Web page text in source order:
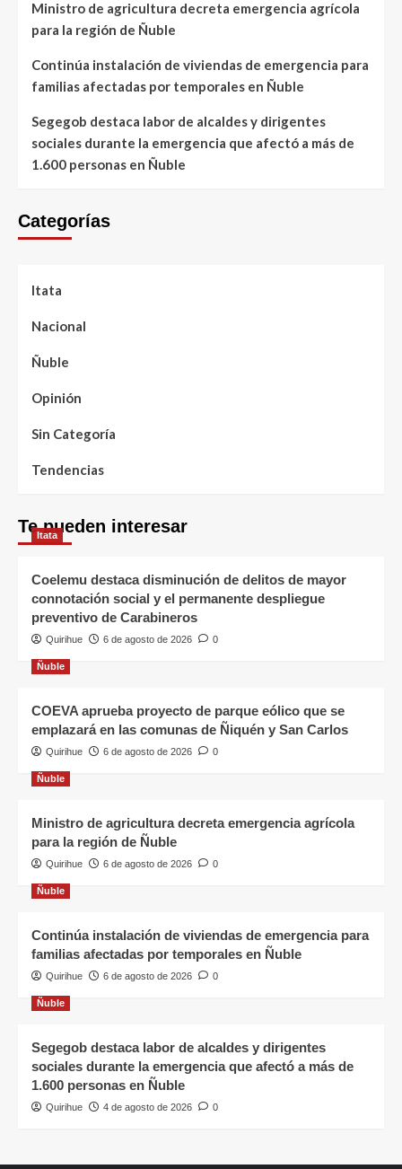
Ministro de agricultura decreta emergencia agrícola
para la región de Ñuble
Continúa instalación de viviendas de emergencia para
familias afectadas por temporales en Ñuble
Segegob destaca labor de alcaldes y dirigentes
sociales durante la emergencia que afectó a más de
1.600 personas en Ñuble
Categorías
Itata
Nacional
Ñuble
Opinión
Sin Categoría
Tendencias
Te pueden interesar
Itata
Coelemu destaca disminución de delitos de mayor
connotación social y el permanente despliegue
preventivo de Carabineros
Quirihue 6 de agosto de 2026 0
Ñuble
COEVA aprueba proyecto de parque eólico que se
emplazará en las comunas de Ñiquén y San Carlos
Quirihue 6 de agosto de 2026 0
Ñuble
Ministro de agricultura decreta emergencia agrícola
para la región de Ñuble
Quirihue 6 de agosto de 2026 0
Ñuble
Continúa instalación de viviendas de emergencia para
familias afectadas por temporales en Ñuble
Quirihue 6 de agosto de 2026 0
Ñuble
Segegob destaca labor de alcaldes y dirigentes
sociales durante la emergencia que afectó a más de
1.600 personas en Ñuble
Quirihue 4 de agosto de 2026 0